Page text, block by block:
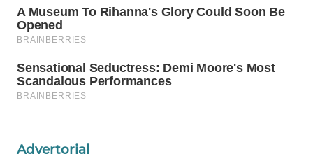
Advertorial
WAHANA
TRAVEL
TV